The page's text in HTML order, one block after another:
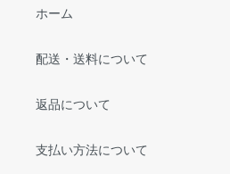
ホーム
配送・送料について
返品について
支払い方法について